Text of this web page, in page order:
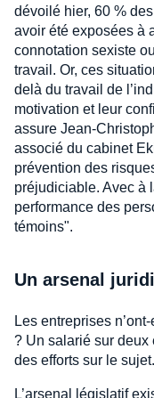
dévoilé hier, 60 %
avoir été exposées à
connotation sexiste
travail. Or, ces
delà du travail de
motivation et leur
assure Jean-
associé du cabinet
prévention des
préjudiciable. Avec à
performance des
témoins".
Un arsenal
Les entreprises
? Un salarié sur deux
des efforts sur le sujet.
L’arsenal législatif